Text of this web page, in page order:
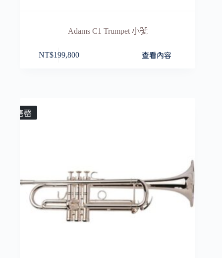
Adams C1 Trumpet 小號
NT$199,800 查看內容
售罄